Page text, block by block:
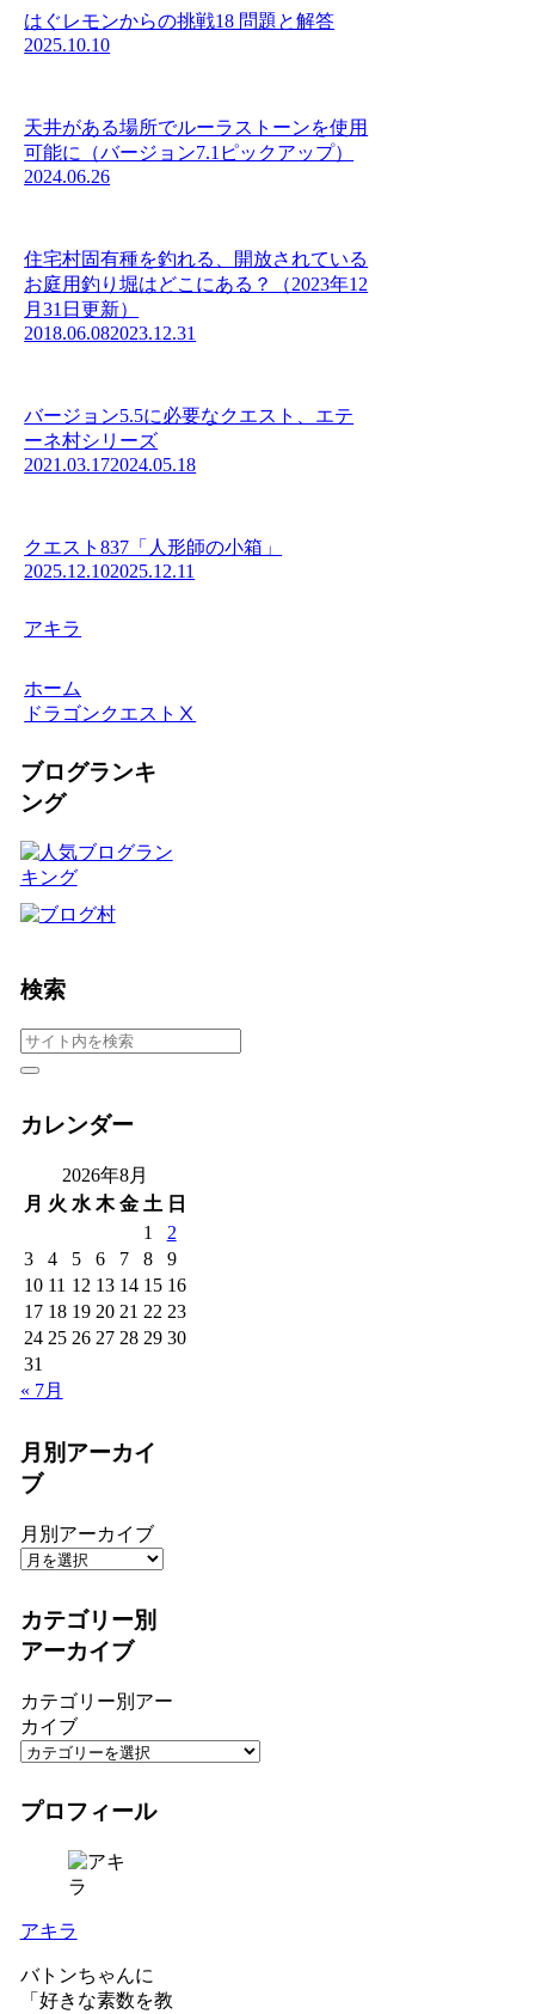
はぐレモンからの挑戦18 問題と解答
2025.10.10
天井がある場所でルーラストーンを使用
可能に（バージョン7.1ピックアップ）
2024.06.26
住宅村固有種を釣れる、開放されている
お庭用釣り堀はどこにある？（2023年12
月31日更新）
2018.06.082023.12.31
バージョン5.5に必要なクエスト、エテ
ーネ村シリーズ
2021.03.172024.05.18
クエスト837「人形師の小箱」
2025.12.102025.12.11
アキラ
ホーム
ドラゴンクエストⅩ
ブログランキ
ング
検索
カレンダー
2026年8月
月 火 水 木 金 土 日
1
2
3
4 5 6 7 8
9
10 11 12 13 14 15 16
17 18 19 20 21 22 23
24 25 26 27 28 29 30
31
« 7月
月別アーカイ
ブ
月別アーカイブ
カテゴリー別
アーカイブ
カテゴリー別アー
カイブ
プロフィール
アキラ
バトンちゃんに
「好きな素数を教